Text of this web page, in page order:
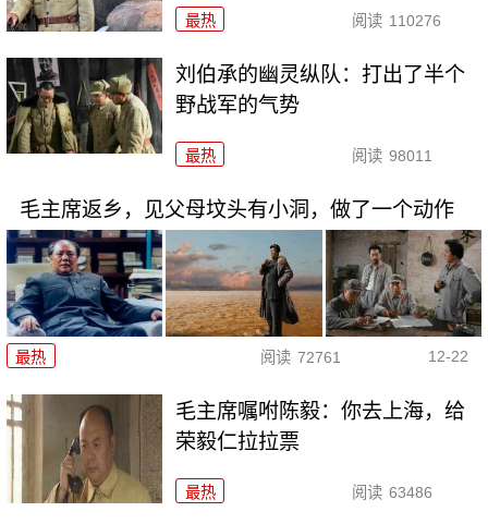
最热 阅读 110276
刘伯承的幽灵纵队：打出了半个
野战军的气势
最热 阅读 98011
毛主席返乡，见父母坟头有小洞，做了一个动作
最热 阅读 72761 12-22
毛主席嘱咐陈毅：你去上海，给
荣毅仁拉拉票
最热 阅读 63486